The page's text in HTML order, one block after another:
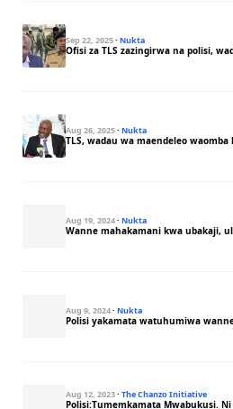
Sep 22, 2025· Nukta
Ofisi za TLS zazingirwa na polisi,
Aug 26, 2025· Nukta
TLS, wadau wa maendeleo
Aug 19, 2024· Nukta
Wanne mahakamani kwa ubakaji,
Aug 9, 2024· Nukta
Polisi yakamata watuhumiwa
Aug 12, 2023· The Chanzo Initiative
Polisi:Tumemkamata Mwabukusi.